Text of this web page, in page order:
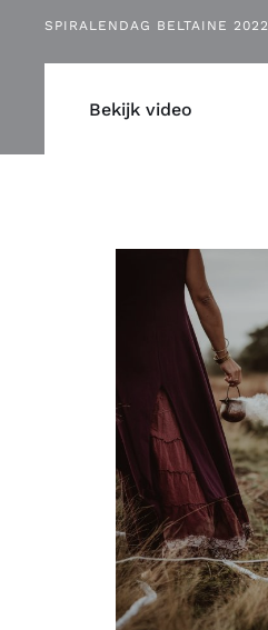
SPIRALENDAG BELTAINE 2022
Bekijk video